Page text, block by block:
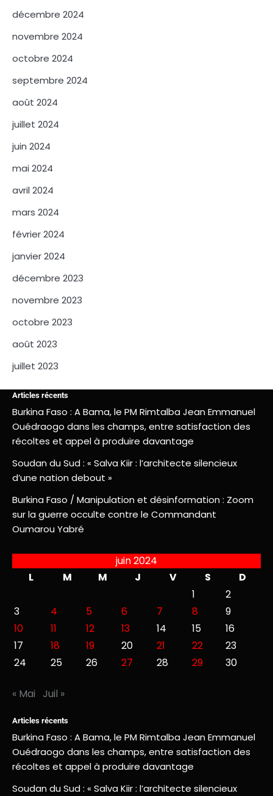
décembre 2024
novembre 2024
octobre 2024
septembre 2024
août 2024
juillet 2024
juin 2024
mai 2024
avril 2024
mars 2024
février 2024
janvier 2024
décembre 2023
novembre 2023
octobre 2023
août 2023
juillet 2023
Articles récents
Burkina Faso : A Bama, le PM Rimtalba Jean Emmanuel
Ouédraogo dans les champs, entre satisfaction des
récoltes et appel à produire davantage
Soudan du Sud : « Salva Kiir : l’architecte silencieux
d’une nation debout »
Burkina Faso / Manipulation et désinformation : Zoom
sur la guerre occulte contre le Commandant
Oumarou Yabré
juin 2024
L
M M J V S
D
1
2
3
4 5 6 7 8
9
10
11 12 13 14 15
16
17
18 19 20 21 22
23
24
25 26 27 28 29 30
« Mai Juil »
Articles récents
Burkina Faso : A Bama, le PM Rimtalba Jean Emmanuel
Ouédraogo dans les champs, entre satisfaction des
récoltes et appel à produire davantage
Soudan du Sud : « Salva Kiir : l’architecte silencieux